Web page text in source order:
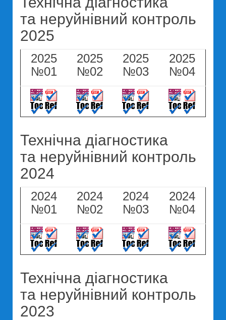
та неруйнівний контроль
2025
2025
№01
2025
№02
2025
№03
2025
№04
Технічна діагностика
та неруйнівний контроль
2024
2024
№01
2024
№02
2024
№03
2024
№04
Технічна діагностика
та неруйнівний контроль
2023